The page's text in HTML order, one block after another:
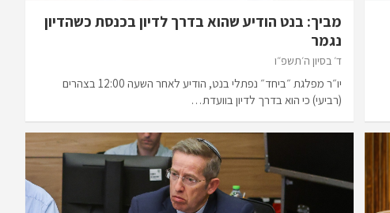
מביך: בנט הודיע שהוא בדרך לדיון בכנסת כשהדיון
נגמר
ד׳ בסיון ה׳תשפ״ו
יו״ר מפלגת ״ביחד״ נפתלי בנט, הודיע לאחר השעה 12:00 בצהרים
(רביעי) כי הוא בדרך לדיון בוועדת…